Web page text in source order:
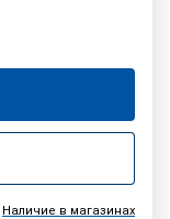
Наличие в магазинах